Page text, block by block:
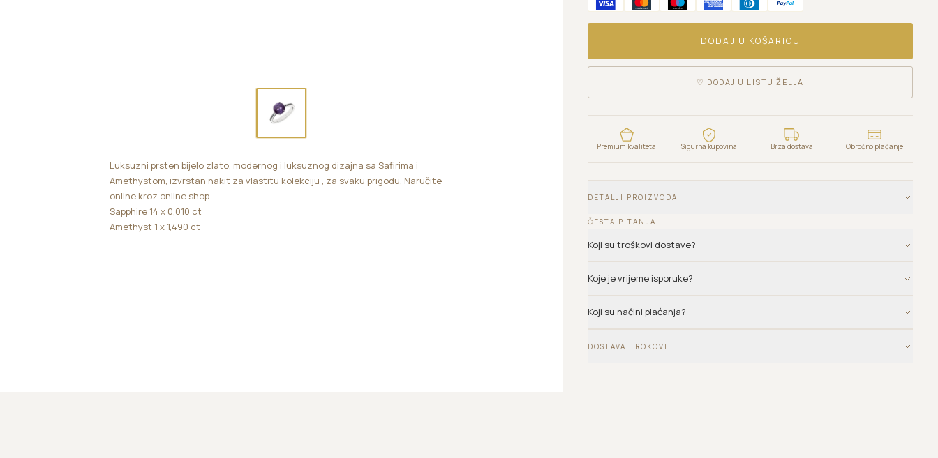
Luksuzni prsten bijelo zlato, modernog i luksuznog dizajna sa Safirima i
Amethystom, izvrstan nakit za vlastitu kolekciju , za svaku prigodu, Naručite
online kroz online shop
Sapphire 14 x 0,010 ct
Amethyst 1 x 1,490 ct
DODAJ U KOŠARICU
♡ DODAJ U LISTU ŽELJA
Premium kvaliteta Sigurna kupovina Brza dostava Obročno plaćanje
DETALJI PROIZVODA
ČESTA PITANJA
Koji su troškovi dostave?
Koje je vrijeme isporuke?
Koji su načini plaćanja?
DOSTAVA I ROKOVI